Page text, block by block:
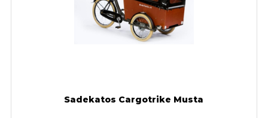
Sadekatos Cargotrike Musta